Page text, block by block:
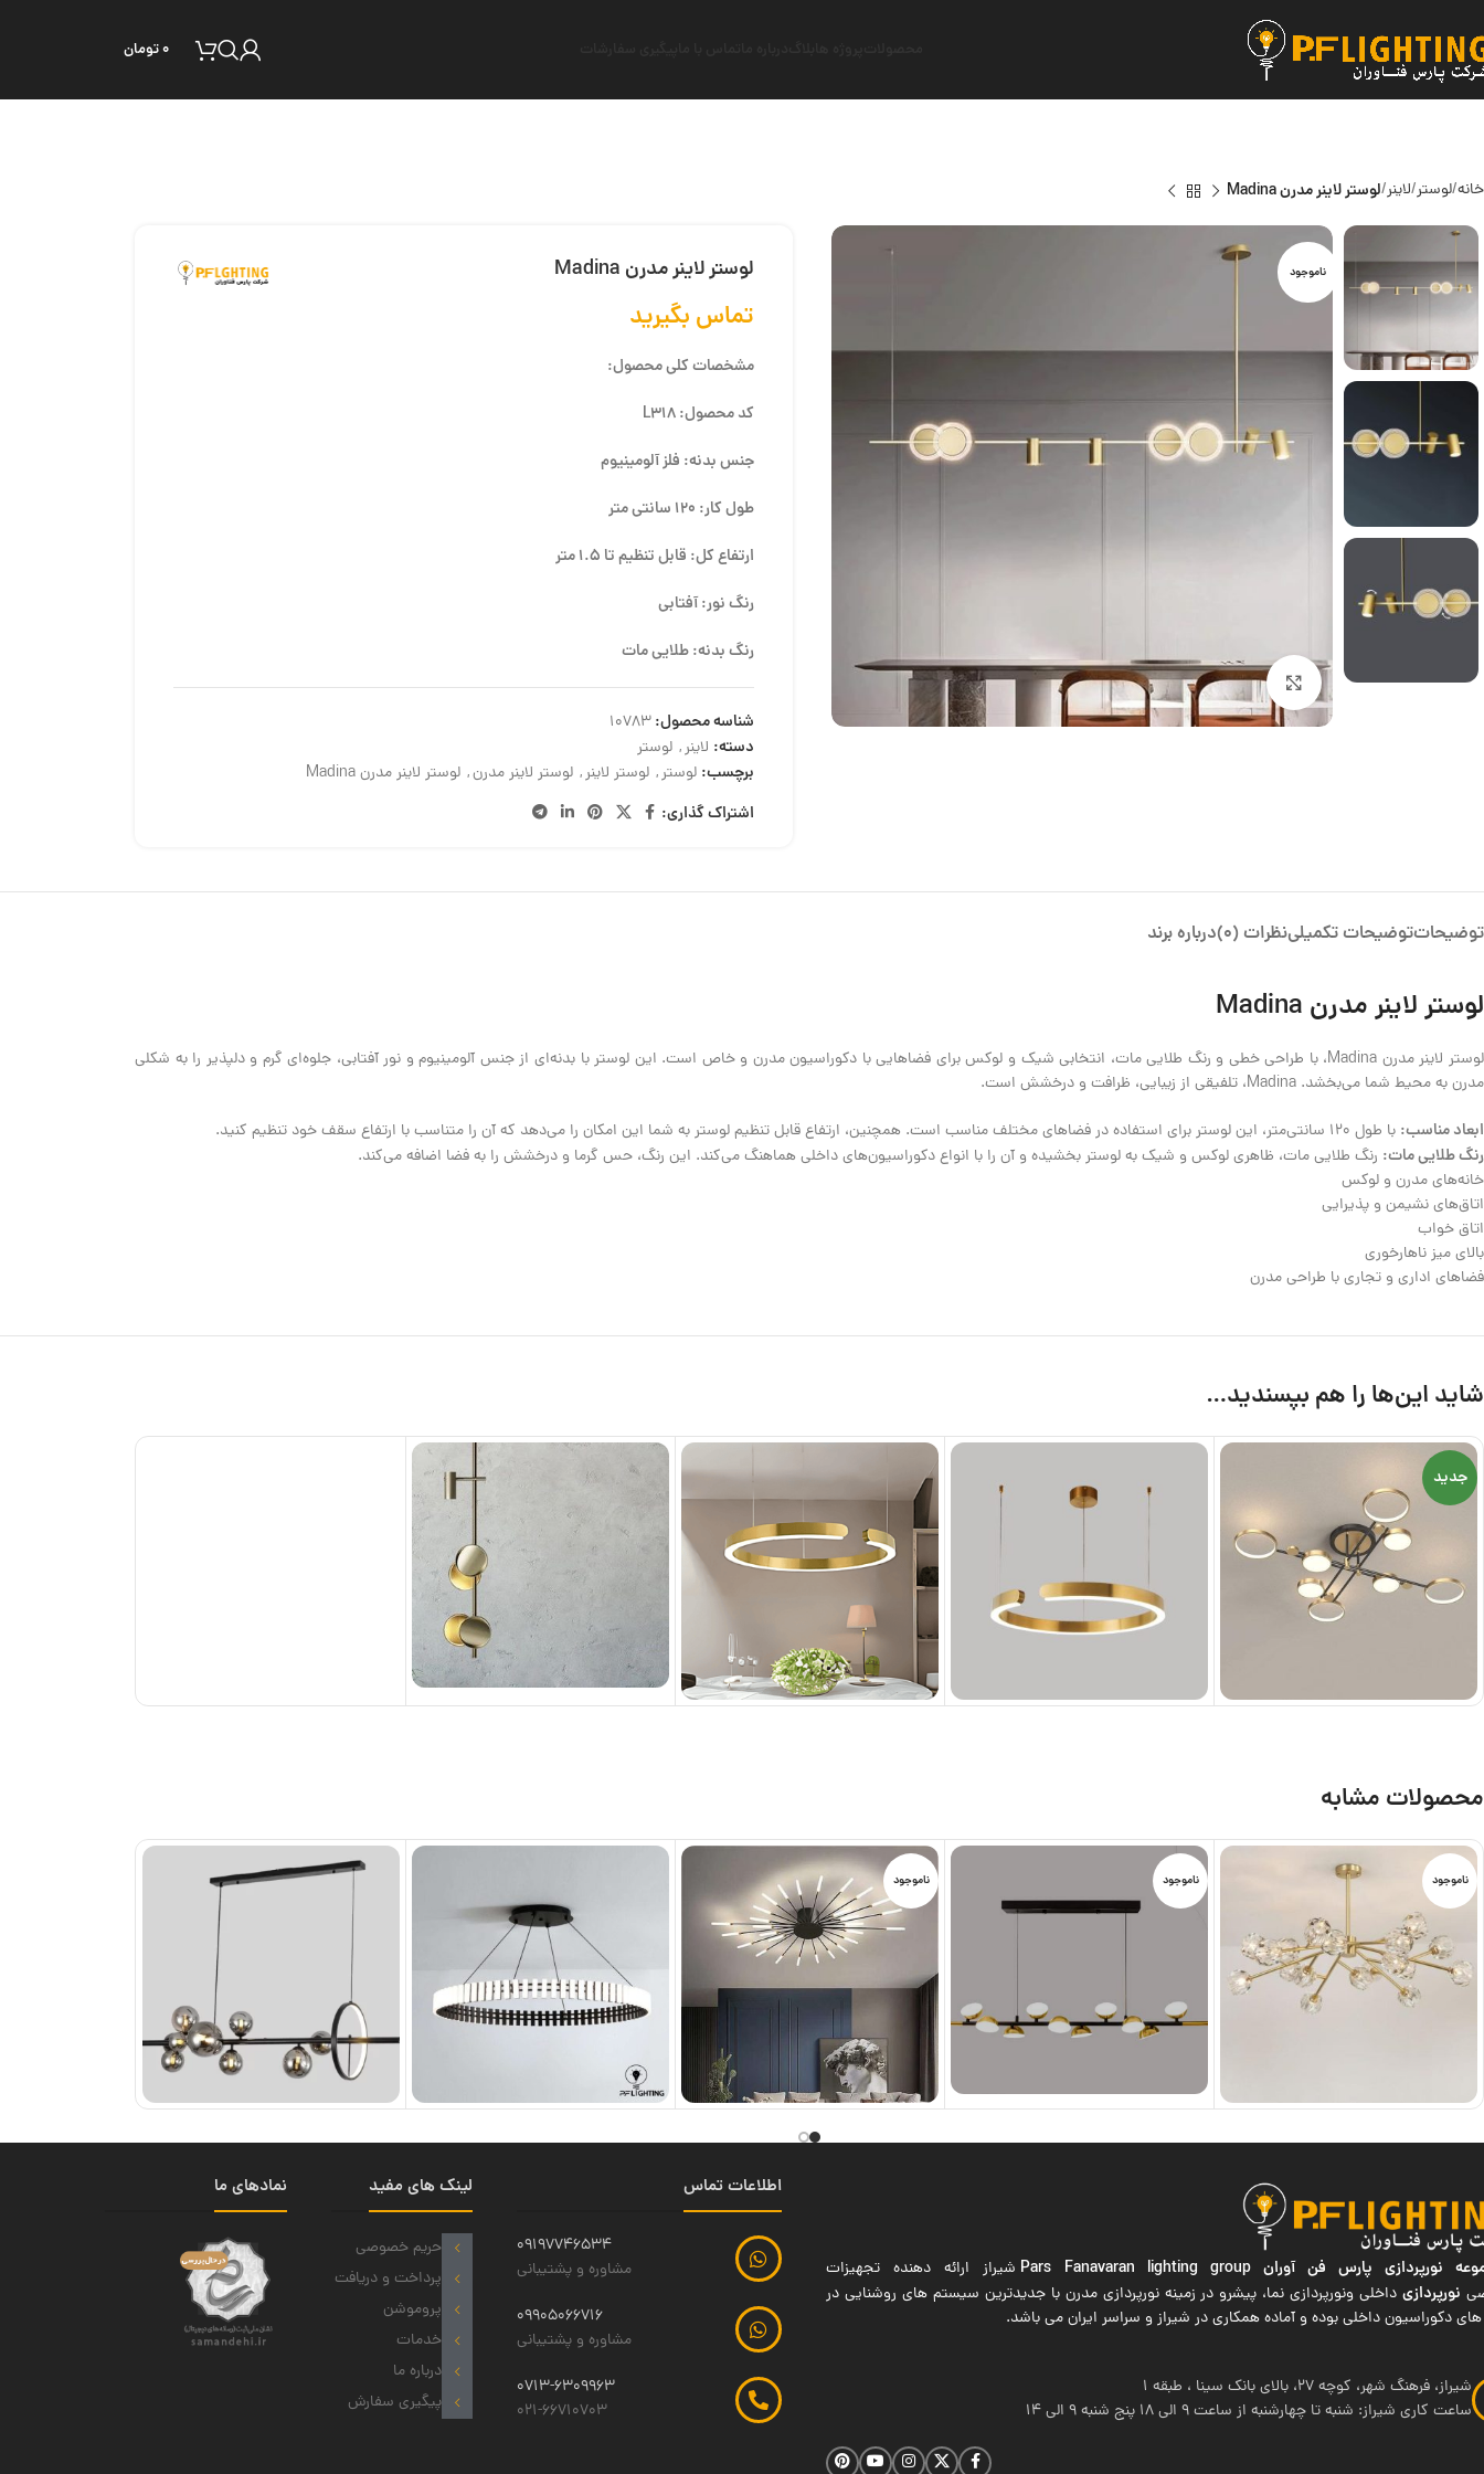
۰تومان
خانه لوستر لاینر لوستر لاینر مدرن Madina
ناموجود
بزرگنمایی تصویر
لوستر لاینر مدرن Madina
تماس بگیرید
مشخصات کلی محصول:
کد محصول: L318
جنس بدنه: فلز آلومینیوم
طول کار: 120 سانتی متر
ارتفاع کل: قابل تنظیم تا 1.5 متر
رنگ نور: آفتابی
رنگ بدنه: طلایی مات
شناسه محصول:10783
دسته: لاینر, لوستر
برچسب: لوستر, لوستر لاینر, لوستر لاینر مدرن, لوستر لاینر مدرن Madina
اشتراک گذاری:
توضیحاتتوضیحات تکمیلینظرات (0) درباره برند
لوستر لاینر مدرن Madina
لوستر لاینر مدرن Madina، با طراحی خطی و رنگ طلایی مات، انتخابی شیک و لوکس برای فضاهایی با دکوراسیون مدرن و خاص است. این لوستر با بدنه‌ای از جنس آلومینیوم و نور آفتابی، جلوه‌ای گرم و دلپذیر را به شکلی
مدرن به محیط شما می‌بخشد. Madina، تلفیقی از زیبایی، ظرافت و درخشش است.
ابعاد مناسب: با طول 120 سانتی‌متر، این لوستر برای استفاده در فضاهای مختلف مناسب است. همچنین، ارتفاع قابل تنظیم لوستر به شما این امکان را می‌دهد که آن را متناسب با ارتفاع سقف خود تنظیم کنید.
رنگ طلایی مات: رنگ طلایی مات، ظاهری لوکس و شیک به لوستر بخشیده و آن را با انواع دکوراسیون‌های داخلی هماهنگ می‌کند. این رنگ، حس گرما و درخشش را به فضا اضافه می‌کند.
خانه‌های مدرن و لوکس
اتاق‌های نشیمن و پذیرایی
اتاق خواب
بالای میز ناهارخوری
فضاهای اداری و تجاری با طراحی مدرن
شاید این‌ها را هم بپسندید…
جدید
محصولات مشابه
ناموجود ناموجود ناموجود
نورپردازی پارس فن آوران Pars Fanavaran lighting group شیراز ارائه دهنده تجهیزات
نورپردازیداخلی ونورپردازی نما، پیشرو در زمینه نورپردازی مدرن با جدیدترین سیستم های روشنایی در
های دکوراسیون داخلی بوده و آماده همکاری در شیراز و سراسر ایران می باشد.
شیراز، فرهنگ شهر، کوچه 27، بالای بانک سینا ، طبقه 1
ساعت کاری شیراز: شنبه تا چهارشنبه از ساعت 9 الی 18 پنج شنبه 9 الی 14
اطلاعات تماس
09197746534
مشاوره و پشتیبانی
09905066716
مشاوره و پشتیبانی
0713-6309963
021-66710703
لینک های مفید
حریم خصوصی
پرداخت و دریافت
پروموشن
خدمات
درباره ما
پیگیری سفارش
نمادهای ما